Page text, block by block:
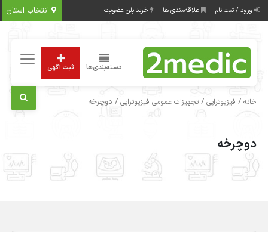
انتخاب استان ورود / ثبت نام علاقه‌مندی ها خرید پلن عضویت
دسته‌بندی‌ها ثبت آگهی
خانه / فیزیوتراپی /تجهیزات عمومی فیزیوتراپی / دوچرخه
دوچرخه